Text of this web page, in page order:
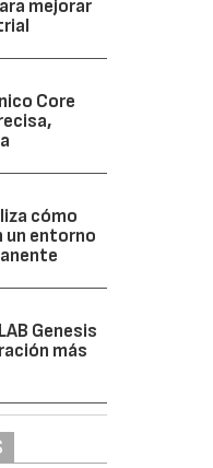
mejorar
Core
cómo
un entorno
Genesis
más